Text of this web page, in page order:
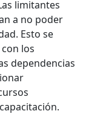
limitantes
a no poder
Esto se
los
dependencias